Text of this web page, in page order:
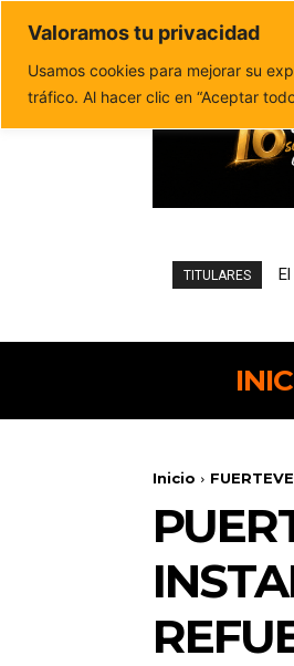
Valoramos tu privacidad
Usamos cookies para mejorar su
tráfico. Al hacer clic en “Aceptar
Política de
TITULARES
Inicio